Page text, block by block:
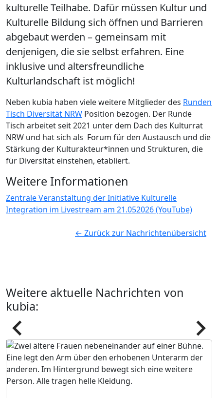
kulturelle Teilhabe. Dafür müssen Kultur und
Kulturelle Bildung sich öffnen und Barrieren
abgebaut werden – gemeinsam mit
denjenigen, die sie selbst erfahren. Eine
inklusive und altersfreundliche
Kulturlandschaft ist möglich!
Neben kubia haben viele weitere Mitglieder des Runden
Tisch Diversität NRW Position bezogen. Der Runde
Tisch arbeitet seit 2021 unter dem Dach des Kulturrat
NRW und hat sich als Forum für den Austausch und die
Stärkung der Kulturakteur*innen und Strukturen, die
für Diversität einstehen, etabliert.
Weitere Informationen
Zentrale Veranstaltung der Initiative Kulturelle
Integration im Livestream am 21.052026 (YouTube)
← Zurück zur Nachrichtenübersicht
Weitere aktuelle Nachrichten von
kubia:
Pfeil Pfeil